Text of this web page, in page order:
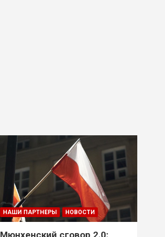
НАШИ ПАРТНЕРЫ НОВОСТИ